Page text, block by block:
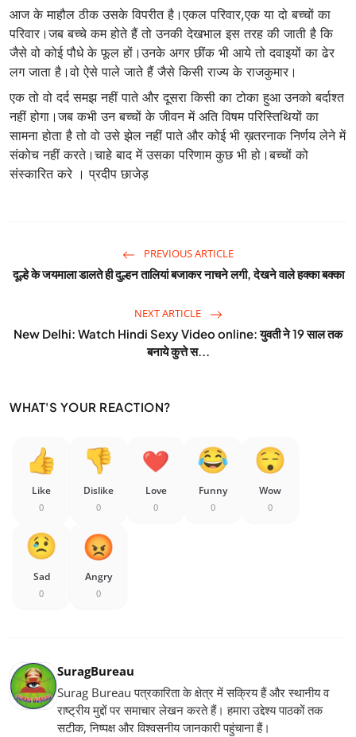
आज के माहौल ठीक उसके विपरीत है।एकल परिवार,एक या दो बच्चों का
परिवार।जब बच्चे कम होते हैं तो उनकी देखभाल इस तरह की जाती है कि
जैसे वो कोई पौधे के फूल हों।उनके अगर छींक भी आये तो दवाइयों का ढेर
लग जाता है।वो ऐसे पाले जाते हैं जैसे किसी राज्य के राजकुमार।
एक तो वो दर्द समझ नहीं पाते और दूसरा किसी का टोका हुआ उनको बर्दाश्त
नहीं होगा।जब कभी उन बच्चों के जीवन में अति विषम परिस्तिथियों का
सामना होता है तो वो उसे झेल नहीं पाते और कोई भी ख़तरनाक निर्णय लेने में
संकोच नहीं करते।चाहे बाद में उसका परिणाम कुछ भी हो।बच्चों को
संस्कारित करे । प्रदीप छाजेड़
PREVIOUS ARTICLE
दूल्हे के जयमाला डालते ही दुल्हन तालियां बजाकर नाचने लगी, देखने वाले हक्का बक्का
NEXT ARTICLE
New Delhi: Watch Hindi Sexy Video online: युवती ने 19 साल तक
बनाये कुत्ते स...
WHAT'S YOUR REACTION?
Like
0
Dislike
0
Love
0
Funny
0
Wow
0
Sad
0
Angry
0
SuragBureau
Surag Bureau पत्रकारिता के क्षेत्र में सक्रिय हैं और स्थानीय व
राष्ट्रीय मुद्दों पर समाचार लेखन करते हैं। हमारा उद्देश्य पाठकों तक
सटीक, निष्पक्ष और विश्वसनीय जानकारी पहुंचाना हैं।